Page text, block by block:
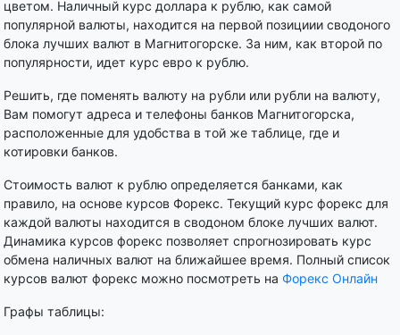
цветом. Наличный курс доллара к рублю, как самой
популярной валюты, находится на первой позициии сводоного
блока лучших валют в Магнитогорске. За ним, как второй по
популярности, идет курс евро к рублю.
Решить, где поменять валюту на рубли или рубли на валюту,
Вам помогут адреса и телефоны банков Магнитогорска,
расположенные для удобства в той же таблице, где и
котировки банков.
Стоимость валют к рублю определяется банками, как
правило, на основе курсов Форекс. Текущий курс форекс для
каждой валюты находится в сводоном блоке лучших валют.
Динамика курсов форекс позволяет спрогнозировать курс
обмена наличных валют на ближайшее время. Полный список
курсов валют форекс можно посмотреть на Форекс Онлайн
Графы таблицы: